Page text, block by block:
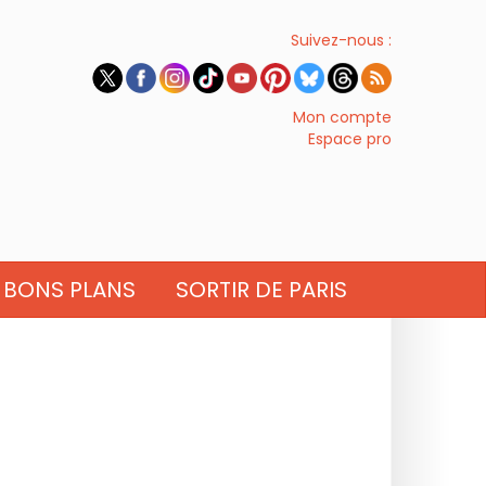
Suivez-nous :
Mon compte
Espace pro
BONS PLANS SORTIR DE PARIS